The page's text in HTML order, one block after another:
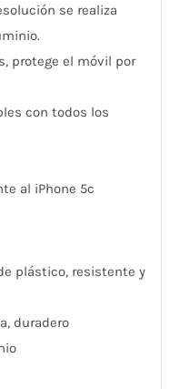
se realiza
protege el móvil por
con todos los
al iPhone 5c
plástico, resistente y
duradero